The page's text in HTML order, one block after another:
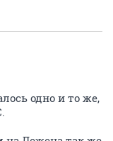
одно и то же,